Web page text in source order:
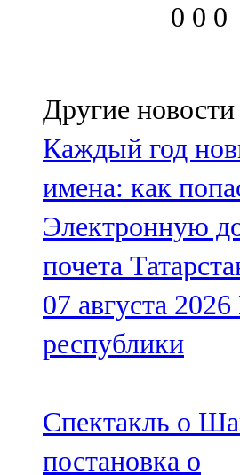
0 0 0
Другие новости
Каждый год
имена: как
Электронную
почета
07 августа 2026
республики
Спектакль о
постановка о